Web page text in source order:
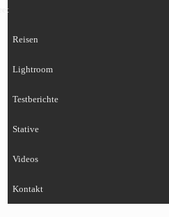
Reisen
Lightroom
Testberichte
Stative
Videos
Kontakt